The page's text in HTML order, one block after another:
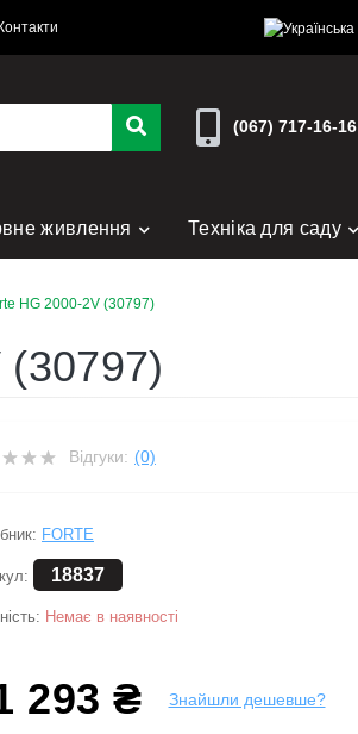
Контакти
(067) 717-16-16
живлення Техніка для саду
HG 2000-2V (30797)
(30797)
Відгуки: (0)
FORTE
18837
Немає в наявності
293 ₴ Знайшли дешевше?